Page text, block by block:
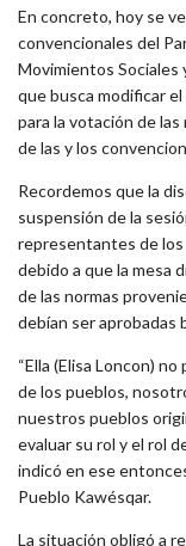
En concreto, hoy se
convencionales del
Movimientos Sociales
que busca modificar
para la votación de
de las y los
Recordemos que la
suspensión de la
representantes de los
debido a que la mesa
de las normas
debían ser aprobadas
“Ella (Elisa Loncon)
de los pueblos,
nuestros pueblos
evaluar su rol y el rol
indicó en ese
Pueblo Kawésqar.
La situación obligó a